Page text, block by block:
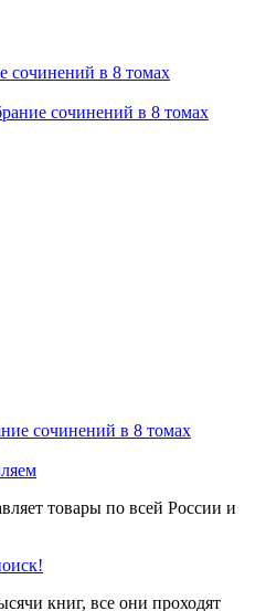
сочинений в 8 томах
сочинений в 8 томах
товары по всей России и
книг, все они проходят